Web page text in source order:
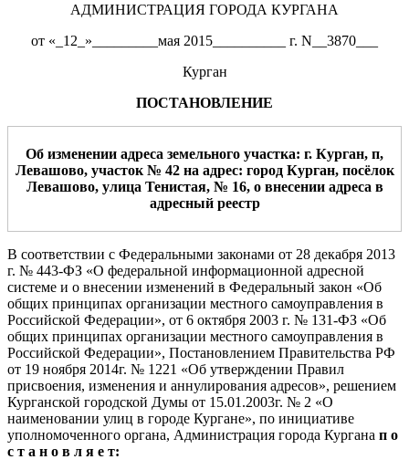
АДМИНИСТРАЦИЯ ГОРОДА КУРГАНА
от «_12_»_________мая 2015__________ г. N__3870___
Курган
ПОСТАНОВЛЕНИЕ
Об изменении адреса земельного участка: г. Курган, п,
Левашово, участок № 42на адрес: город Курган, посёлок
Левашово,улица Тенистая, № 16,о внесении адреса в
адресный реестр
В соответствии с Федеральными законами от 28 декабря 2013
г. № 443-ФЗ «О федеральной информационной адресной
системе и о внесении изменений в Федеральный закон «Об
общих принципах организации местного самоуправления в
Российской Федерации», от 6 октября 2003 г. № 131-ФЗ «Об
общих принципах организации местного самоуправления в
Российской Федерации», Постановлением Правительства РФ
от 19 ноября 2014г. № 1221 «Об утверждении Правил
присвоения, изменения и аннулирования адресов», решением
Курганской городской Думы от 15.01.2003г. № 2 «О
наименовании улиц в городе Кургане», по инициативе
уполномоченного органа, Администрация города Кургана п о
с т а н о в л я е т: